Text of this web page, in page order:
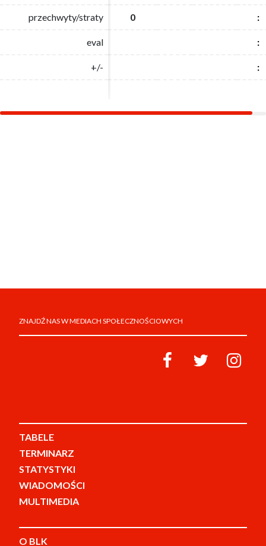
przechwyty/straty 0 :
eval :
+/- :
przechwyty/straty 0 :
eval :
+/- :
ZNAJDŹ NAS W MEDIACH SPOŁECZNOŚCIOWYCH
TABELE
TERMINARZ
STATYSTYKI
WIADOMOŚCI
MULTIMEDIA
O BLK